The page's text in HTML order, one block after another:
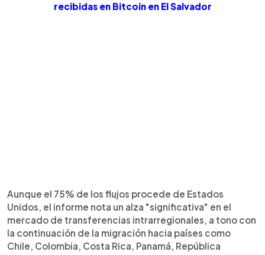
recibidas en Bitcoin en El Salvador
Aunque el 75% de los flujos procede de Estados
Unidos, el informe nota un alza "significativa" en el
mercado de transferencias intrarregionales, a tono con
la continuación de la migración hacia países como
Chile, Colombia, Costa Rica, Panamá, República